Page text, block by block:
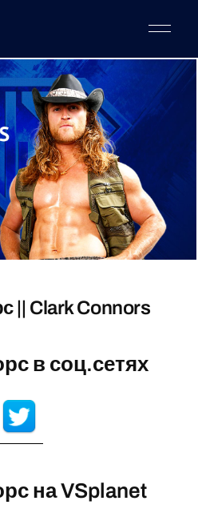
|| Clark Connors
в соц.сетях
на VSplanet